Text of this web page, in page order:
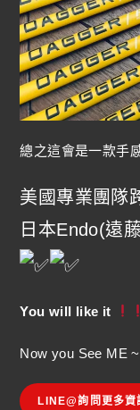
總之這會是一款手
美國專業團隊
日本Endo(遠
You will like it
Now you See ME
LINE@詢問更多資